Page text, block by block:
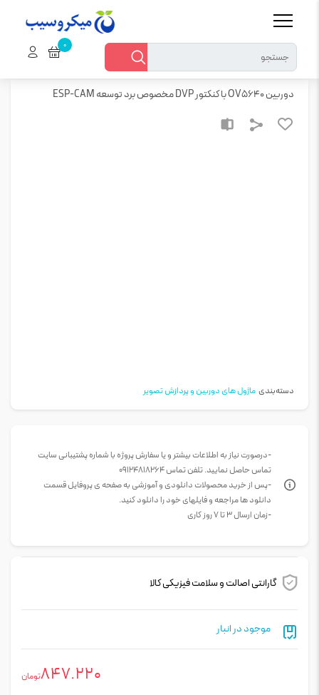
میکروسیب ماژول های دوربین و پردازش تصویر
دوربین OV5640 با کنکتور DVP مخصوص برد توسعه ESP-CAM
دسته‌بندی ماژول های دوربین و پردازش تصویر
-درصورت نیاز به اطلاعات بیشتر و یا سفارش پروژه با شماره پشتیبانی سایت
تماس حاصل نمایید. تلفن تماس 09124818264
-پس از خرید محصولات دانلودی و آموزشی به صفحه ی پروفایل قسمت
دانلود ها مراجعه و فایلهای خود را دانلود کنید.
-زمان ارسال 3 تا 7 روز کاری
گارانتی اصالت و سلامت فیزیکی کالا
موجود در انبار
847.220تومان